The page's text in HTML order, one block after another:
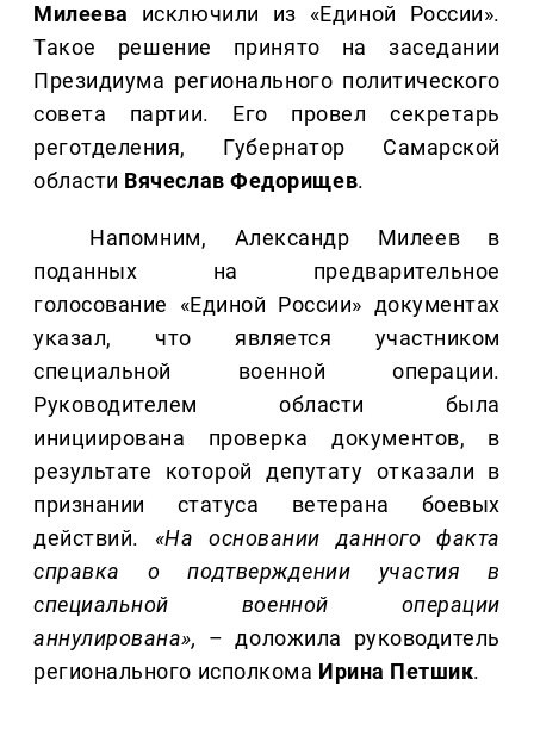
Милеева исключили из «Единой России».
Такое решение принято на заседании
Президиума регионального политического
совета партии. Его провел секретарь
реготделения, Губернатор Самарской
области Вячеслав Федорищев.
Напомним, Александр Милеев в
поданных на предварительное
голосование «Единой России» документах
указал, что является участником
специальной военной операции.
Руководителем области была
инициирована проверка документов, в
результате которой депутату отказали в
признании статуса ветерана боевых
действий. «На основании данного факта
справка о подтверждении участия в
специальной военной операции
аннулирована»,
– доложила руководитель
регионального исполкома Ирина Петшик.